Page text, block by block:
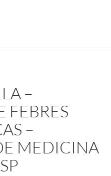
–
FEBRES
–
MEDICINA